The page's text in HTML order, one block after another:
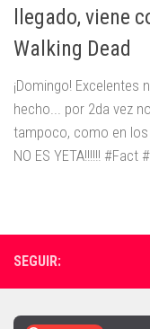
llegado, viene
Walking Dead
¡Domingo! Excelentes
hecho... por 2da vez
tampoco, como en los
NO ES YETA!!!!!!
SEGUIR: